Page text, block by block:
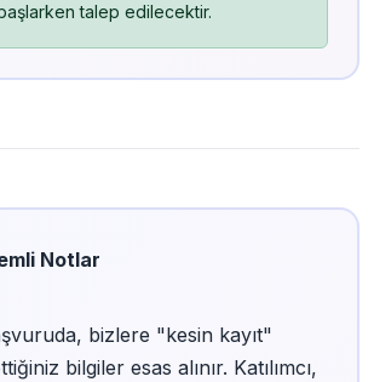
talep edilecektir.
Notlar
bizlere "kesin kayıt"
bilgiler esas alınır. Katılımcı,